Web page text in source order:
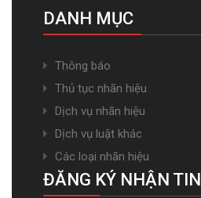
DANH MỤC
Thông báo
Thủ tục nhãn hiệu
Dịch vụ nhãn hiệu
Dịch vụ luật khác
Các loại nhãn hiệu
ĐĂNG KÝ NHẬN TIN